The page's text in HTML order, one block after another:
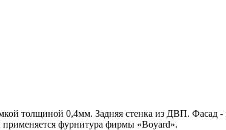
толщиной 0,4мм. Задняя стенка из ДВП.
фурнитура фирмы «Boyard».